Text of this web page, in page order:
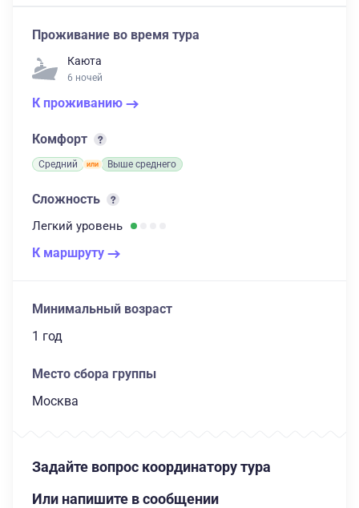
Проживание во время тура
Каюта
6 ночей
К проживанию
Комфорт
Средний Выше среднего
Сложность
Легкий уровень
К маршруту
Минимальный возраст
1 год
Место сбора группы
Москва
Задайте вопрос координатору тура
Или напишите в сообщении